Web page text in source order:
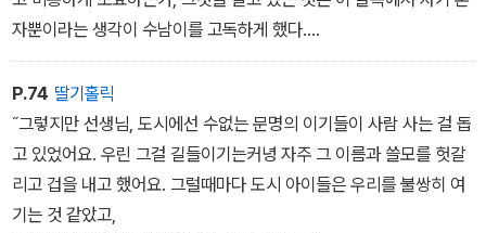
막 임금님' 등이 실려 있다.
듯이 이 책에 실린 동화들은 한결같이 비판과 풍자를 동화 속 깊이 감
추고 있다. 아울러 도시민과 농촌민간의 갈등, 빈부의 격차를 통해 인
간의 삶에서 진정한 행복과 참된 아름다움이 무엇인지 묻고 있다.
자뿐이라는 생각이 수남이를 고독하게 했다.
- 자전거 도둑
P.74 딸기홀릭
˝그렇지만 선생님, 도시에선 수없는 문명의 이기들이 사람 사는 걸 돕
고 있었어요. 우린 그걸 길들이기는커녕 자주 그 이름과 쓸모를 헛갈
리고 겁을 내고 했어요. 그럴때마다 도시 아이들은 우리를 불쌍히 여
기는 것 같았고,